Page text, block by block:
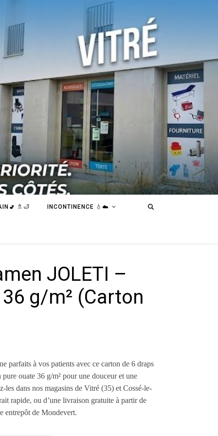
🚿🛁 INCONTINENCE 💧☁️
JOLETI –
g/m² (Carton
: 33,50 € à 135,68 €
parfaits à vos patients avec ce carton de 6 draps
ouate 36 g/m² pour une douceur et une
les dans nos magasins de Vitré (35) et Cossé-le-
rapide, ou d’une livraison gratuite à partir de
entrepôt de Mondevert.